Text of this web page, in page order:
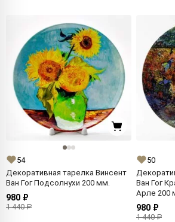
54
Декоративная тарелка Винсент
Ван Гог Подсолнухи 200 мм.
980 ₽
1 440 ₽
50
Ван Гог
Арле 200
980 ₽
1 440 ₽